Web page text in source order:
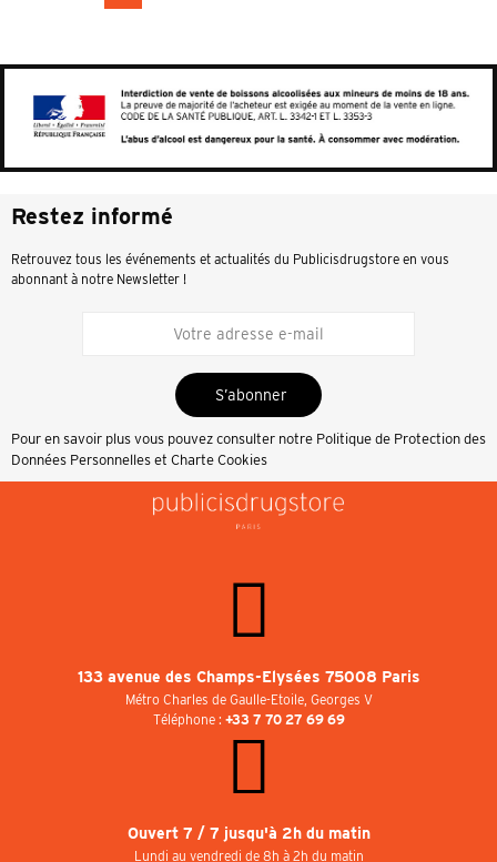
Restez informé
Retrouvez tous les événements et actualités du Publicisdrugstore en vous
abonnant à notre Newsletter !
S’abonner
Pour en savoir plus vous pouvez consulter notre Politique de Protection des
Données Personnelles et Charte Cookies
133 avenue des Champs-Elysées 75008 Paris
Métro Charles de Gaulle-Etoile, Georges V
Téléphone : +33 7 70 27 69 69
Ouvert 7 / 7 jusqu'à 2h du matin
Lundi au vendredi de 8h à 2h du matin